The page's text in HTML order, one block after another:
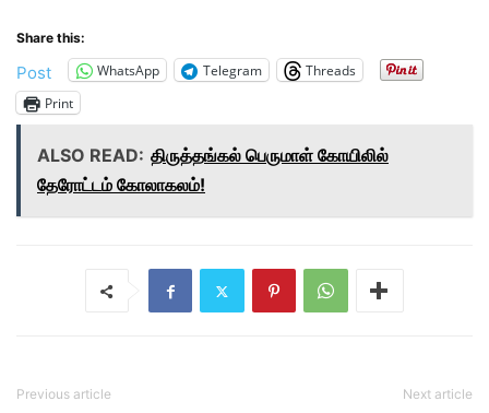
Share this:
Post WhatsApp Telegram
Threads
Print
ALSO READ: திருத்தங்கல் பெருமாள் கோயிலில்
தேரோட்டம் கோலாகலம்!
Previous article Next article